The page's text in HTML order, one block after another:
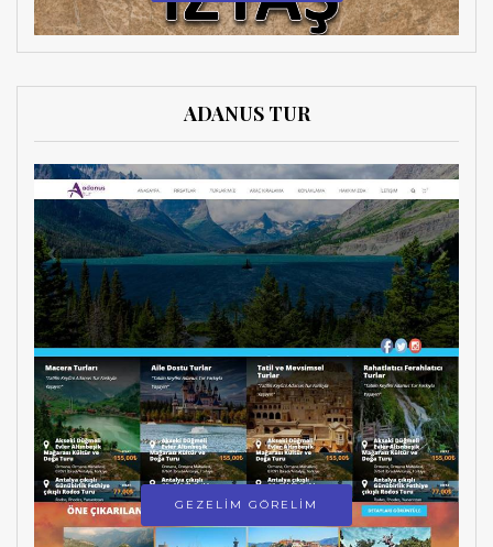
ADANUS TUR
GEZELİM GÖRELİM